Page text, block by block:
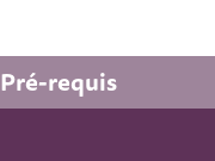
Pré-requis